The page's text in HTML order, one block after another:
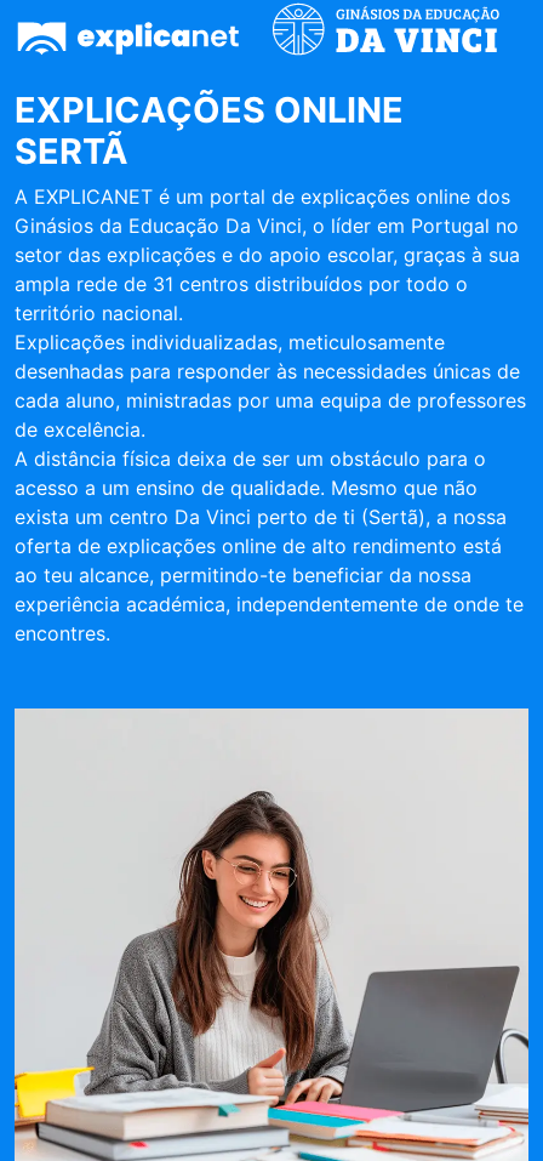
EXPLICAÇÕES ONLINE
SERTÃ
A EXPLICANET é um portal de explicações online dos
Ginásios da Educação Da Vinci, o líder em Portugal no
setor das explicações e do apoio escolar, graças à sua
ampla rede de 31 centros distribuídos por todo o
território nacional.
Explicações individualizadas, meticulosamente
desenhadas para responder às necessidades únicas de
cada aluno, ministradas por uma equipa de professores
de excelência.
A distância física deixa de ser um obstáculo para o
acesso a um ensino de qualidade. Mesmo que não
exista um centro Da Vinci perto de ti (Sertã), a nossa
oferta de explicações online de alto rendimento está
ao teu alcance, permitindo-te beneficiar da nossa
experiência académica, independentemente de onde te
encontres.